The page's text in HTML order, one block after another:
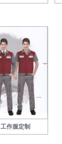
工作服定制